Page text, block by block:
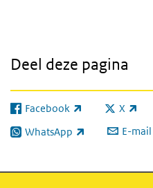
Deel deze pagina
Facebook
(externe link) X
(externe
WhatsApp
(externe link) E-mail